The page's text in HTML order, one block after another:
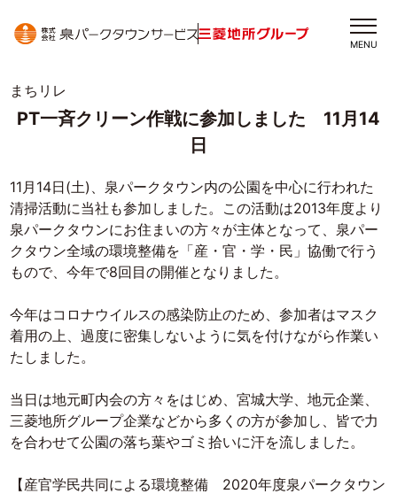
MENU
まちリレ
PT一斉クリーン作戦に参加しました 11月14
日
11月14日(土)、泉パークタウン内の公園を中心に行われた
清掃活動に当社も参加しました。この活動は2013年度より
泉パークタウンにお住まいの方々が主体となって、泉パー
クタウン全域の環境整備を「産・官・学・民」協働で行う
もので、今年で8回目の開催となりました。
今年はコロナウイルスの感染防止のため、参加者はマスク
着用の上、過度に密集しないように気を付けながら作業い
たしました。
当日は地元町内会の方々をはじめ、宮城大学、地元企業、
三菱地所グループ企業などから多くの方が参加し、皆で力
を合わせて公園の落ち葉やゴミ拾いに汗を流しました。
【産官学民共同による環境整備 2020年度泉パークタウン